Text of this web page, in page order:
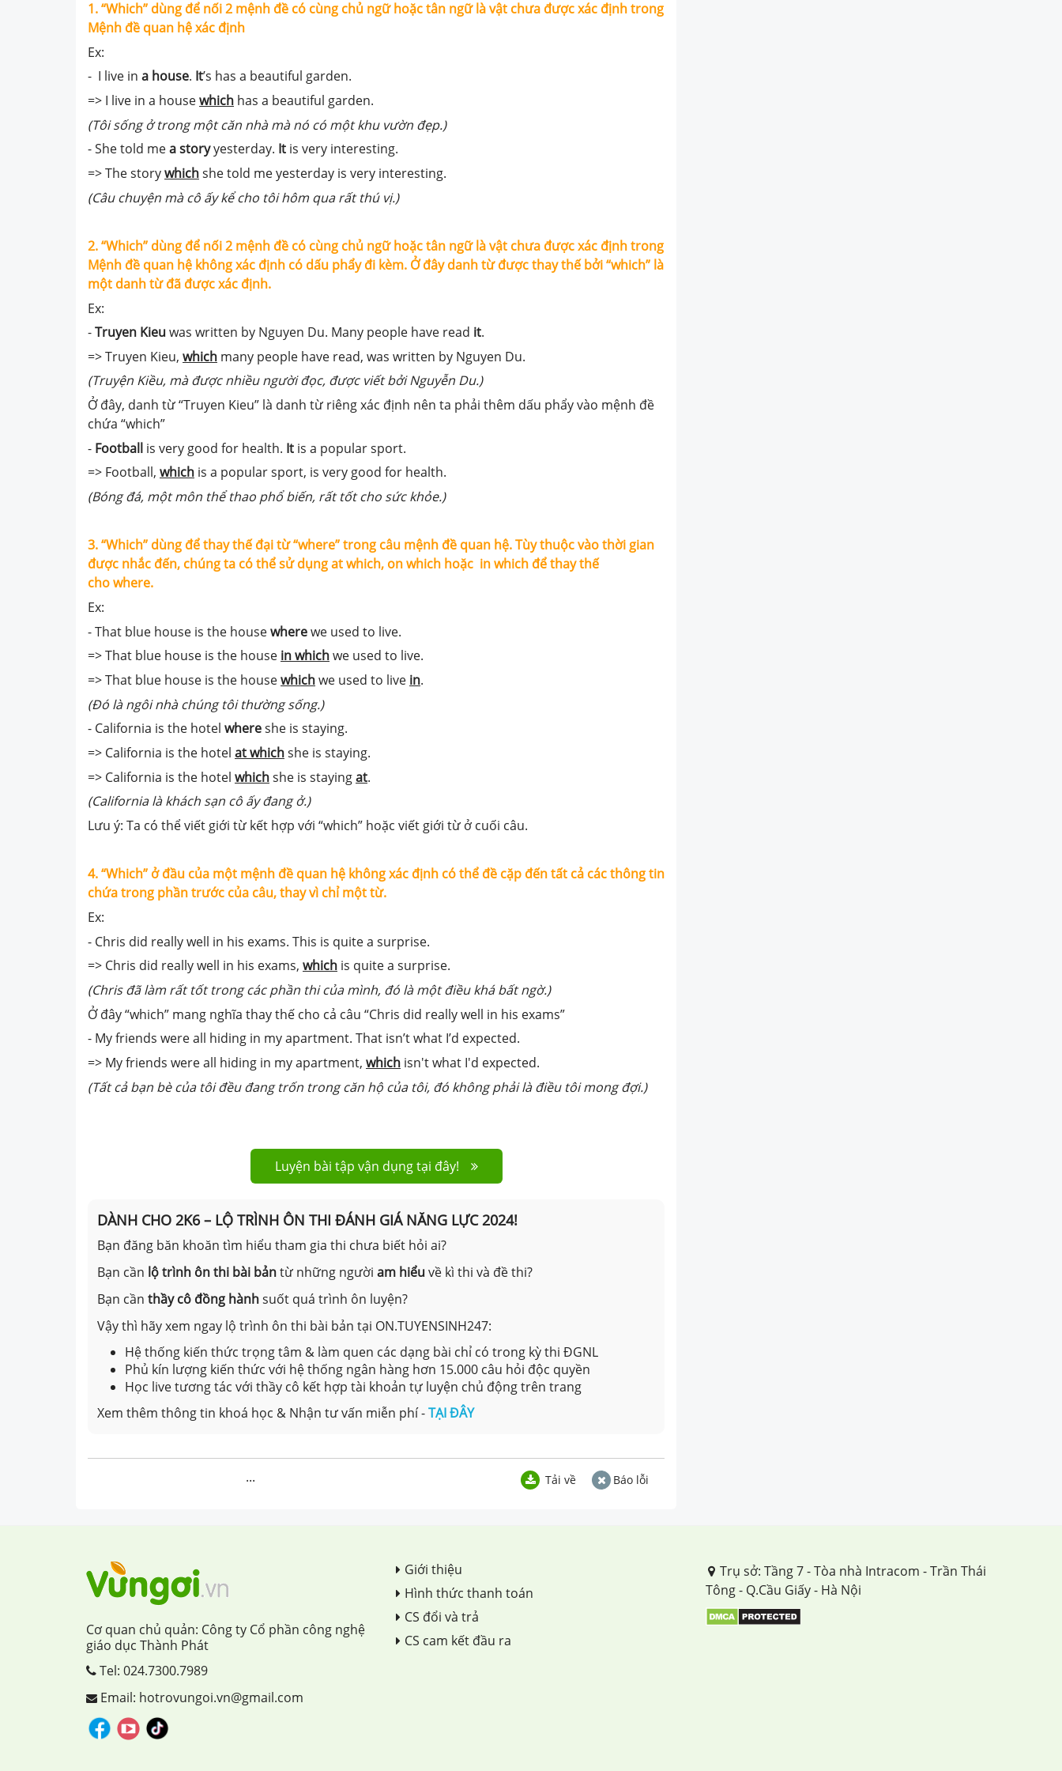
1. “Which” dùng để nối 2 mệnh đề có cùng chủ ngữ hoặc tân ngữ là vật chưa được xác định trong
Mệnh đề quan hệ xác định
Ex:
- I live in a house. It’s has a beautiful garden.
=> I live in a housewhich has a beautiful garden.
(Tôi sống ở trong một căn nhà mà nó có một khu vườn đẹp.)
- She told mea storyyesterday. It is very interesting.
=> The storywhichshe told me yesterday is very interesting.
(Câu chuyện mà cô ấy kể cho tôi hôm qua rất thú vị.)
2. “Which” dùng để nối 2 mệnh đề có cùng chủ ngữ hoặc tân ngữ là vật chưa được xác định trong
Mệnh đề quan hệ không xác định có dấu phẩy đi kèm. Ở đây danh từ được thay thế bởi “which” là
một danh từ đã được xác định.
Ex:
-Truyen Kieuwas written by Nguyen Du. Many people have read it.
=> Truyen Kieu, which many people have read, was written by Nguyen Du.
(Truyện Kiều, mà được nhiều người đọc, được viết bởi Nguyễn Du.)
Ở đây, danh từ “Truyen Kieu” là danh từ riêng xác định nên ta phải thêm dấu phẩy vào mệnh đề
chứa “which”
- Football is very good for health. It is a popular sport.
=> Football, which is a popular sport, is very good for health.
(Bóng đá, một môn thể thao phổ biến, rất tốt cho sức khỏe.)
3. “Which” dùng để thay thế đại từ “where” trong câu mệnh đề quan hệ. Tùy thuộc vào thời gian
được nhắc đến, chúng ta có thể sử dụng at which, on which hoặc in which để thay thế
cho where.
Ex:
- That blue house is the housewherewe used to live.
=> That blue house is the house in whichwe used to live.
=> That blue house is the housewhichwe used to live in.
(Đó là ngôi nhà chúng tôi thường sống.)
- California is the hotel whereshe is staying.
=> California is the hotel at whichshe is staying.
=> California is the hotel whichshe is stayingat.
(California là khách sạn cô ấy đang ở.)
Lưu ý: Ta có thể viết giới từ kết hợp với “which” hoặc viết giới từ ở cuối câu.
4. “Which” ở đầu của một mệnh đề quan hệ không xác định có thể đề cặp đến tất cả các thông tin
chứa trong phần trước của câu, thay vì chỉ một từ.
Ex:
- Chris did really well in his exams. This is quite a surprise.
=> Chris did really well in his exams, which is quite a surprise.
(Chris đã làm rất tốt trong các phần thi của mình, đó là một điều khá bất ngờ.)
Ở đây “which” mang nghĩa thay thế cho cả câu “Chris did really well in his exams”
- My friends were all hiding in my apartment. That isn’t what I’d expected.
=> My friends were all hiding in my apartment, which isn't what I'd expected.
(Tất cả bạn bè của tôi đều đang trốn trong căn hộ của tôi, đó không phải là điều tôi mong đợi.)
Luyện bài tập vận dụng tại đây!
DÀNH CHO 2K6 – LỘ TRÌNH ÔN THI ĐÁNH GIÁ NĂNG LỰC 2024!
Bạn đăng băn khoăn tìm hiểu tham gia thi chưa biết hỏi ai?
Bạn cần lộ trình ôn thi bài bảntừ những người am hiểuvề kì thi và đề thi?
Bạn cần thầy cô đồng hànhsuốt quá trình ôn luyện?
Vậy thì hãy xem ngay lộ trình ôn thi bài bản tại ON.TUYENSINH247:
Hệ thống kiến thức trọng tâm & làm quen các dạng bài chỉ có trong kỳ thi ĐGNL
Phủ kín lượng kiến thức với hệ thống ngân hàng hơn 15.000 câu hỏi độc quyền
Học live tương tác với thầy cô kết hợp tài khoản tự luyện chủ động trên trang
Xem thêm thông tin khoá học & Nhận tư vấn miễn phí -TẠI ĐÂY
... Tải về Báo lỗi
Cơ quan chủ quản: Công ty Cổ phần công nghệ
giáo dục Thành Phát
Tel: 024.7300.7989
Email: hotrovungoi.vn@gmail.com
Giới thiệu
Hình thức thanh toán
CS đổi và trả
CS cam kết đầu ra
Trụ sở: Tầng 7 - Tòa nhà Intracom - Trần Thái
Tông - Q.Cầu Giấy - Hà Nội